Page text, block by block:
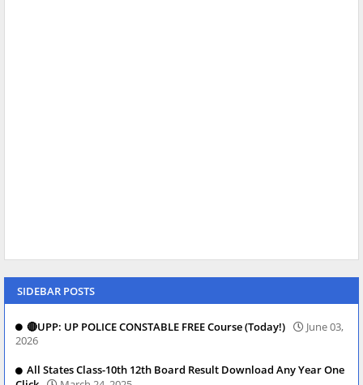
SIDEBAR POSTS
🔴UPP: UP POLICE CONSTABLE FREE Course (Today!)
June 03,
2026
All States Class-10th 12th Board Result Download Any Year One